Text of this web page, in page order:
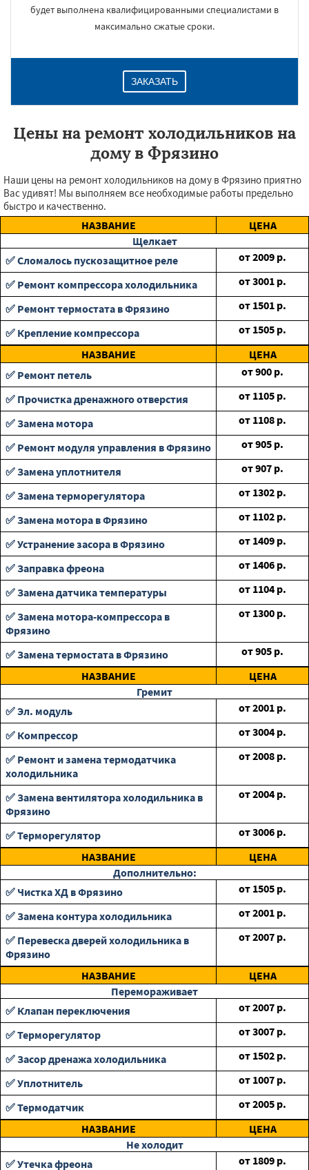
будет выполнена квалифицированными специалистами в
максимально сжатые сроки.
ЗАКАЗАТЬ
Цены на ремонт холодильников на
дому в Фрязино
Наши цены на ремонт холодильников на дому в Фрязино приятно
Вас удивят! Мы выполняем все необходимые работы предельно
быстро и качественно.
НАЗВАНИЕ
ЦЕНА
Щелкает
✅ Сломалось пускозащитное реле
от2009 р.
✅ Ремонт компрессора холодильника
от3001 р.
✅ Ремонт термостата в Фрязино
от 1501 р.
✅ Крепление компрессора
от 1505 р.
НАЗВАНИЕ
ЦЕНА
✅ Ремонт петель
от900 р.
✅ Прочистка дренажного отверстия
от 1105 р.
✅ Замена мотора
от 1108 р.
✅ Ремонт модуля управления в Фрязино
от905 р.
✅ Замена уплотнителя
от907 р.
✅ Замена терморегулятора
от 1302 р.
✅ Замена мотора в Фрязино
от 1102 р.
✅ Устранение засора в Фрязино
от 1409 р.
✅ Заправка фреона
от 1406 р.
✅ Замена датчика температуры
от 1104 р.
✅ Замена мотора-компрессора в
Фрязино
от 1300 р.
✅ Замена термостата в Фрязино от905 р.
НАЗВАНИЕ
ЦЕНА
Гремит
✅ Эл. модуль
от2001 р.
✅ Компрессор
от3004 р.
✅ Ремонт и замена термодатчика
холодильника
от2008 р.
✅ Замена вентилятора холодильника в
Фрязино
от2004 р.
✅ Терморегулятор от3006 р.
НАЗВАНИЕ
ЦЕНА
Дополнительно:
✅ Чистка ХД в Фрязино
от 1505 р.
✅ Замена контура холодильника
от2001 р.
✅ Перевеска дверей холодильника в
Фрязино
от2007 р.
НАЗВАНИЕ
ЦЕНА
Перемораживает
✅ Клапан переключения
от2007 р.
✅ Терморегулятор
от3007 р.
✅ Засор дренажа холодильника
от 1502 р.
✅ Уплотнитель
от 1007 р.
✅ Термодатчик
от2005 р.
НАЗВАНИЕ
ЦЕНА
Не холодит
✅ Утечка фреона
от 1809 р.